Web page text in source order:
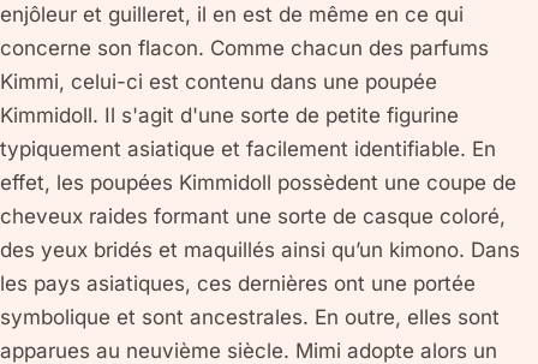
enjôleur et guilleret, il en est de même en ce qui
concerne son flacon. Comme chacun des parfums
Kimmi, celui-ci est contenu dans une poupée
Kimmidoll. Il s'agit d'une sorte de petite figurine
typiquement asiatique et facilement identifiable. En
effet, les poupées Kimmidoll possèdent une coupe de
cheveux raides formant une sorte de casque coloré,
des yeux bridés et maquillés ainsi qu’un kimono. Dans
les pays asiatiques, ces dernières ont une portée
symbolique et sont ancestrales. En outre, elles sont
apparues au neuvième siècle. Mimi adopte alors un